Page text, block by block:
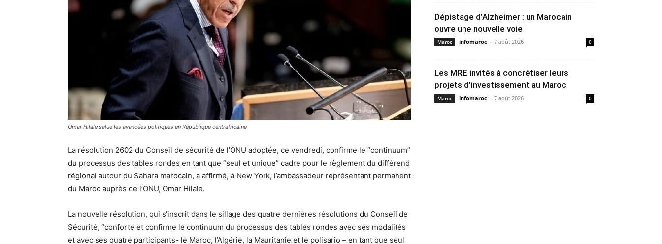
Omar Hilale salue les avancées politiques en République centrafricaine
La résolution 2602 du Conseil de sécurité de l’ONU adoptée, ce vendredi, confirme le “continuum”
du processus des tables rondes en tant que “seul et unique” cadre pour le règlement du différend
régional autour du Sahara marocain, a affirmé, à New York, l’ambassadeur représentant permanent
du Maroc auprès de l’ONU, Omar Hilale.
La nouvelle résolution, qui s’inscrit dans le sillage des quatre dernières résolutions du Conseil de
Sécurité, “conforte et confirme le continuum du processus des tables rondes avec ses modalités
et avec ses quatre participants- le Maroc, l’Algérie, la Mauritanie et le polisario – en tant que seul
Dépistage d’Alzheimer : un Marocain
ouvre une nouvelle voie
Maroc infomaroc - 7 août 2026 0
Les MRE invités à concrétiser leurs
projets d’investissement au Maroc
Maroc infomaroc - 7 août 2026 0